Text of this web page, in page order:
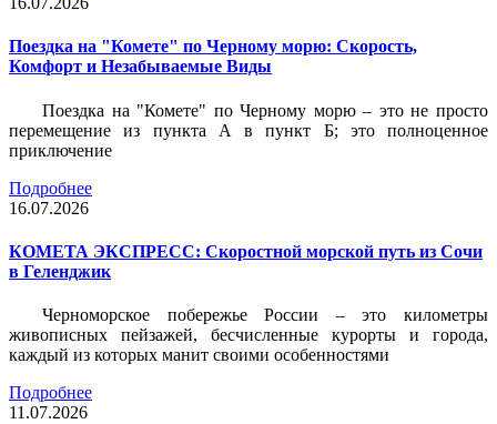
Поездка на "Комете" по Черному морю: Скорость,
Комфорт и Незабываемые Виды
Поездка на "Комете" по Черному морю – это не просто
перемещение из пункта А в пункт Б; это полноценное
приключение
Подробнее
16.07.2026
КОМЕТА ЭКСПРЕСС: Скоростной морской путь из Сочи
в Геленджик
Черноморское побережье России – это километры
живописных пейзажей, бесчисленные курорты и города,
каждый из которых манит своими особенностями
Подробнее
11.07.2026